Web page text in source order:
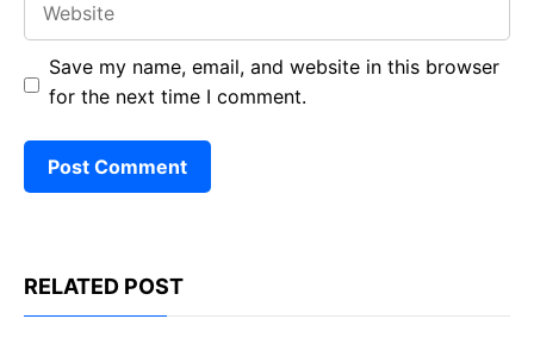
Save my name, email, and website in this browser
for the next time I comment.
RELATED POST